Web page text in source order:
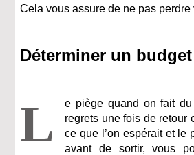
Cela vous assure de ne pas
Déterminer un
L
e piège quand on fait du
regrets une fois de retour
ce que l’on espérait et le
avant de sortir, vous